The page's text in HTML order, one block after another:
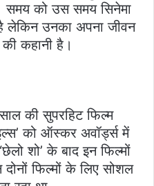
समय को उस समय सिनेमा
लेकिन उनका अपना जीवन
कहानी है।
की सुपरहिट फिल्म
को ऑस्कर अवॉर्ड्स में
शो’ के बाद इन फिल्मों
फिल्मों के लिए सोशल